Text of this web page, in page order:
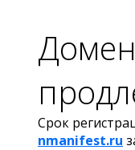
Срок
nmanifest.ru